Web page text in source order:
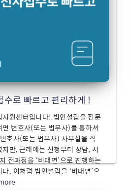
수로 빠르고 편리하게 !
지원센터입니다! 법인설립을 전문
변호사(또는 법무사)를 통하셔
호사(또는 법무사) 사무실을 직
만, 근래에는 신청부터 상담, 서
전과정을 ‘비대면’으로 진행하는
. 이처럼 법인설립을 ‘비대면’으